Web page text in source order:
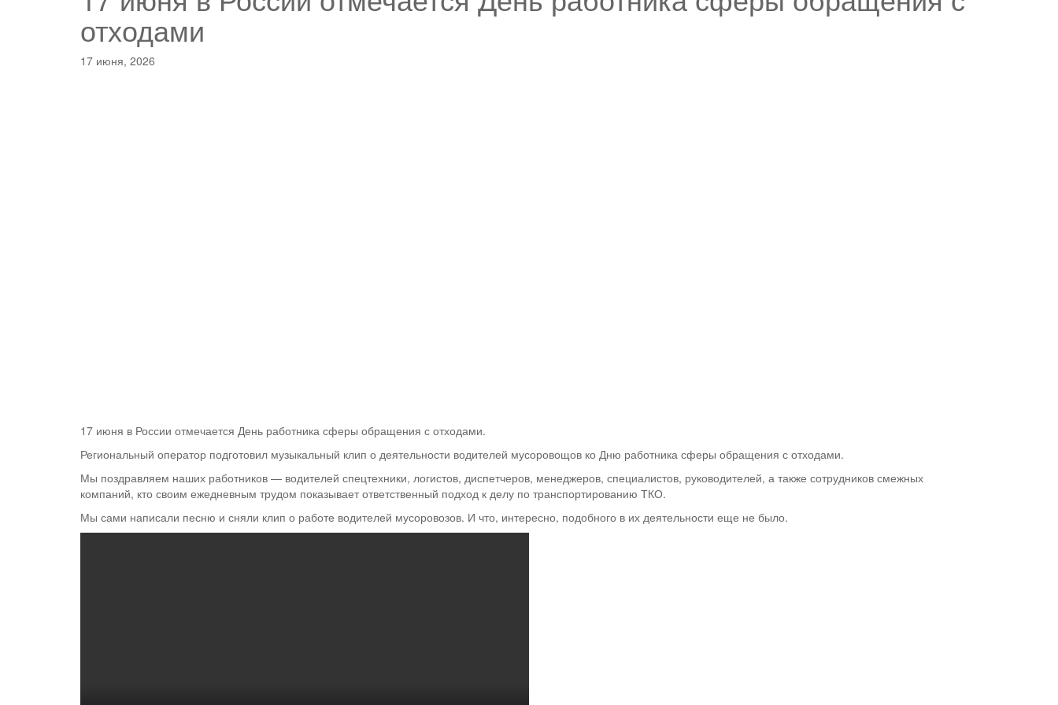
отходами
17 июня, 2026
17 июня в России отмечается День работника сферы обращения с отходами.
Региональный оператор подготовил музыкальный клип о деятельности водителей мусоровощов ко Дню работника сферы обращения с отходами.
Мы поздравляем наших работников — водителей спецтехники, логистов, диспетчеров, менеджеров, специалистов, руководителей, а также сотрудников смежных
компаний, кто своим ежедневным трудом показывает ответственный подход к делу по транспортированию ТКО.
Мы сами написали песню и сняли клип о работе водителей мусоровозов. И что, интересно, подобного в их деятельности еще не было.